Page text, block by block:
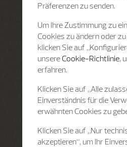
Präferenzen zu senden.
Um Ihre Zustimmung zu
Cookies zu ändern oder
klicken Sie auf
unsere Cookie-Richtlinie,
erfahren.
Klicken Sie auf „Alle
Einverständnis für die
erwähnten Cookies zu
Klicken Sie auf „Nur
akzeptieren“, um Ihr